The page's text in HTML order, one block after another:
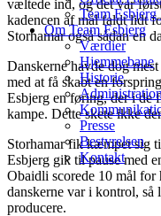
Team Esbjerg
Om Team Esbjerg
Værdier
Hjemmebane
Historie
Presse
Bestyrelsen
Kontakt
væltede ind, og det var
kadencen af mål faldt lidt
Storhamar også sådan en
Danskerne havde dog
med at få skabt en
Esbjerg en føring, der i de
kampe. Dette skete ikke
Storhamar fik kæmpet sig
Esbjerg gik til pause med
Obaidli scorede 10 mål
danskerne var i kontrol,
producere.